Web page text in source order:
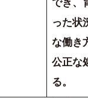
でき、
った状
な働き
公正な
る。